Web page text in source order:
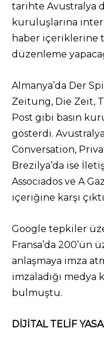
tarihte Avustralya
kuruluşlarına
haber içeriklerine
düzenleme
Almanya’da Der
Zeitung, Die Zeit,
Post gibi basın
gösterdi.
Conversation,
Brezilya’da ise
Associados ve A
içeriğine karşı
Google tepkiler
Fransa’da
anlaşmaya imza
imzaladığı medya
bulmuştu.
DİJİTAL TELİF